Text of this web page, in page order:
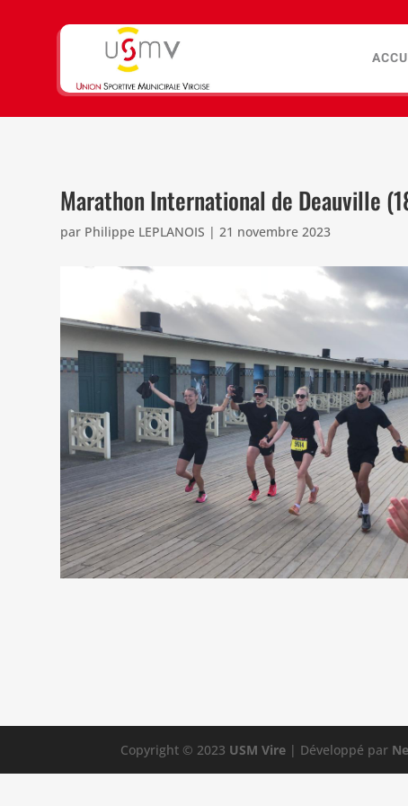
Marathon International de Deauville
par Philippe LEPLANOIS |21 novembre 2023
Copyright © 2023 USM Vire | Développé par